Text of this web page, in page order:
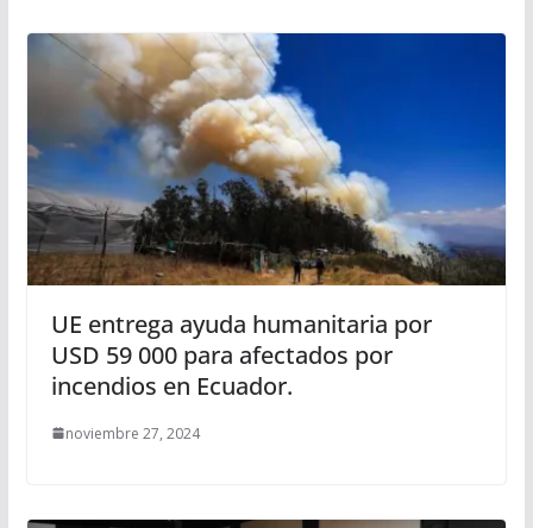
UE entrega ayuda humanitaria por
USD 59 000 para afectados por
incendios en Ecuador.
noviembre 27, 2024